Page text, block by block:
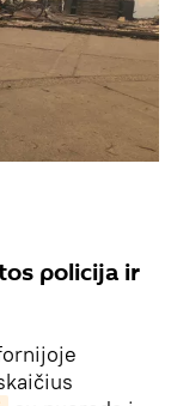
policija ir